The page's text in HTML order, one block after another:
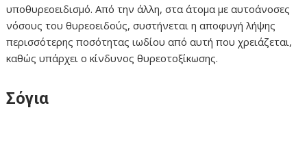
υποθυρεοειδισμό. Από την άλλη, στα άτομα με αυτοάνοσες
νόσους του θυρεοειδούς, συστήνεται η αποφυγή λήψης
περισσότερης ποσότητας ιωδίου από αυτή που χρειάζεται,
καθώς υπάρχει ο κίνδυνος θυρεοτοξίκωσης.
Σόγια